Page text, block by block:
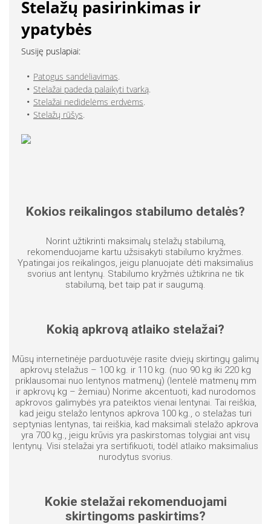
Stelažų pasirinkimas ir
ypatybės
Susiję puslapiai:
Patogus sandėliavimas.
Stelažai padeda palaikyti tvarką.
Stelažai nedidelėms erdvėms.
Stelažų rūšys.
Kokios reikalingos stabilumo detalės?
Norint užtikrinti maksimalų stelažų stabilumą,
rekomenduojame kartu užsisakyti stabilumo kryžmes.
Ypatingai jos reikalingos, jeigu planuojate dėti maksimalius
svorius ant lentynų. Stabilumo kryžmės užtikrina ne tik
stabilumą, bet taip pat ir saugumą.
Kokią apkrovą atlaiko stelažai?
Mūsų internetinėje parduotuvėje rasite dviejų skirtingų galimų
apkrovų stelažus – 100 kg. ir 110 kg. (nuo 90 kg iki 220 kg
priklausomai nuo lentynos matmenų) (lentelė matmenų mm
ir apkrovų kg – žemiau) Norime akcentuoti, kad nurodomos
apkrovos galimybės yra pateiktos vienai lentynai. Tai reiškia,
kad jeigu stelažo lentynos apkrova 100 kg., o stelažas turi
septynias lentynas, tai reiškia, kad maksimali stelažo apkrova
yra 700 kg., jeigu krūvis yra paskirstomas tolygiai ant visų
lentynų. Visi stelažai yra sertifikuoti, todėl atlaiko maksimalius
nurodytus svorius.
Kokie stelažai rekomenduojami
skirtingoms paskirtims?